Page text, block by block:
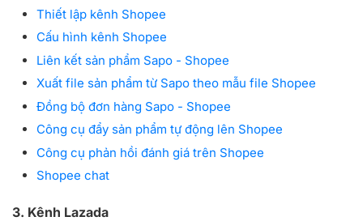
Thiết lập kênh Shopee
Cấu hình kênh Shopee
Liên kết sản phẩm Sapo - Shopee
Xuất file sản phẩm từ Sapo theo mẫu file Shopee
Đồng bộ đơn hàng Sapo - Shopee
Công cụ đẩy sản phẩm tự động lên Shopee
Công cụ phản hồi đánh giá trên Shopee
Shopee chat
3. Kênh Lazada